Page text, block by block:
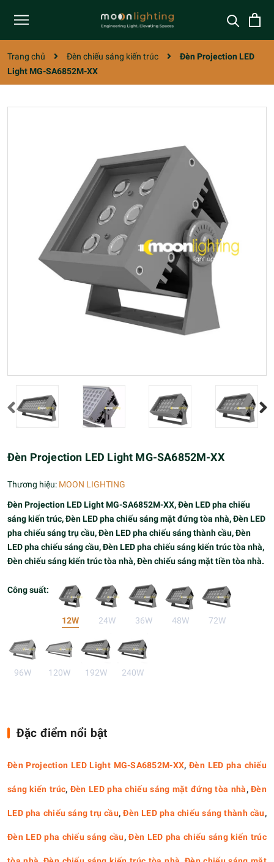
Trang chủ Đèn chiếu sáng kiến trúc
Đèn Projection LED
Light MG-SA6852M-XX
Đèn Projection LED Light MG-SA6852M-XX
Thương hiệu: MOON LIGHTING
Đèn Projection LED Light MG-SA6852M-XX, Đèn LED pha chiếu
sáng kiến trúc, Đèn LED pha chiếu sáng mặt đứng tòa nhà, Đèn LED
pha chiếu sáng trụ cầu, Đèn LED pha chiếu sáng thành cầu, Đèn
LED pha chiếu sáng cầu, Đèn LED pha chiếu sáng kiến trúc tòa nhà,
Đèn chiếu sáng kiến trúc tòa nhà, Đèn chiếu sáng mặt tiền tòa nhà.
Công suất:
12W 24W 36W 48W 72W
96W 120W 192W 240W
Đặc điểm nổi bật
Đèn Projection LED Light MG-SA6852M-XX,Đèn LED pha chiếu
sáng kiến trúc, Đèn LED pha chiếu sáng mặt đứng tòa nhà,Đèn
LED pha chiếu sáng trụ cầu,Đèn LED pha chiếu sáng thành cầu,
Đèn LED pha chiếu sáng cầu,Đèn LED pha chiếu sáng kiến trúc